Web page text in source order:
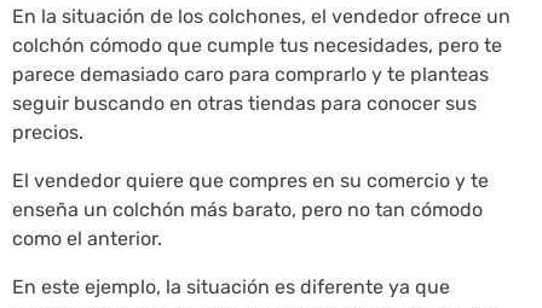
En la situación de los colchones, el vendedor ofrece un
colchón cómodo que cumple tus necesidades, pero te
parece demasiado caro para comprarlo y te planteas
seguir buscando en otras tiendas para conocer sus
precios.
El vendedor quiere que compres en su comercio y te
enseña un colchón más barato, pero no tan cómodo
como el anterior.
En este ejemplo, la situación es diferente ya que